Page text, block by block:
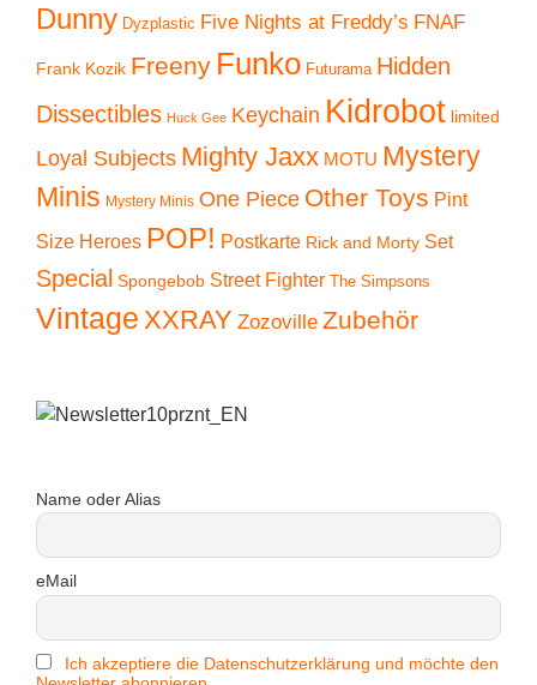
Dunny Dyzplastic Five Nights at Freddy’s FNAF
Frank Kozik Freeny Funko Futurama Hidden
Dissectibles Huck Gee Keychain Kidrobot limited
Loyal Subjects Mighty Jaxx MOTU Mystery
Minis Mystery Minis One Piece Other Toys Pint
Size Heroes POP! Postkarte Rick and Morty Set
Special Spongebob Street Fighter The Simpsons
Vintage XXRAY Zozoville Zubehör
Name oder Alias
eMail
Ich akzeptiere die Datenschutzerklärung und möchte den